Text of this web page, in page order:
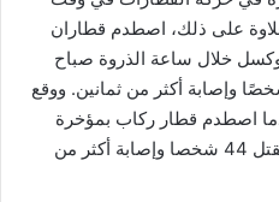
على ذلك، اصطدم قطاران
خلال ساعة الذروة صباح
مما أسفر عن مقتل 18 شخصًا وإصابة أكثر من ثمانين. ووقع
اصطدم قطار ركاب بمؤخرة
قطار شحن آخر، مما أسفر عن مقتل 44 شخصا وإصابة أكثر من